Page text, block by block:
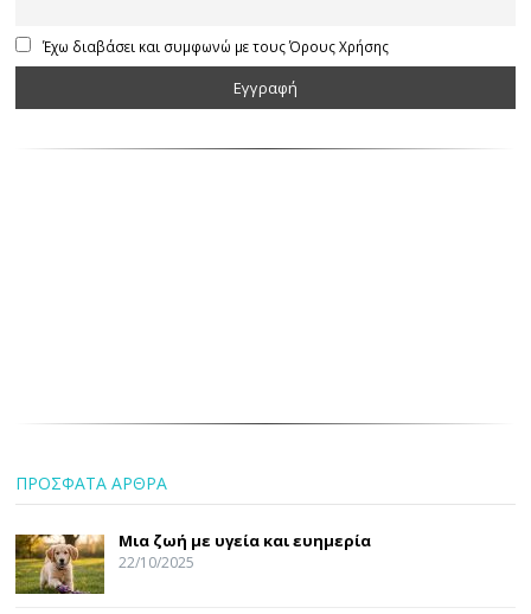
Έχω διαβάσει και συμφωνώ με τους Όρους Χρήσης
ΠΡΟΣΦΑΤΑ ΑΡΘΡΑ
Μια ζωή με υγεία και ευημερία
22/10/2025